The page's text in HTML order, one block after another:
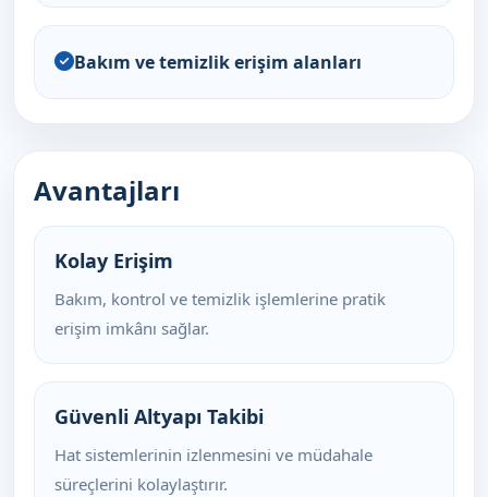
Bakım ve temizlik erişim alanları
Avantajları
Kolay Erişim
Bakım, kontrol ve temizlik işlemlerine pratik
erişim imkânı sağlar.
Güvenli Altyapı Takibi
Hat sistemlerinin izlenmesini ve müdahale
süreçlerini kolaylaştırır.